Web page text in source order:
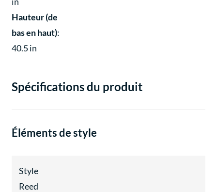
Hauteur (de
bas en haut):
40.5 in
Spécifications du produit
Éléments de style
Style
Reed